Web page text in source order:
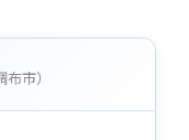
布市）